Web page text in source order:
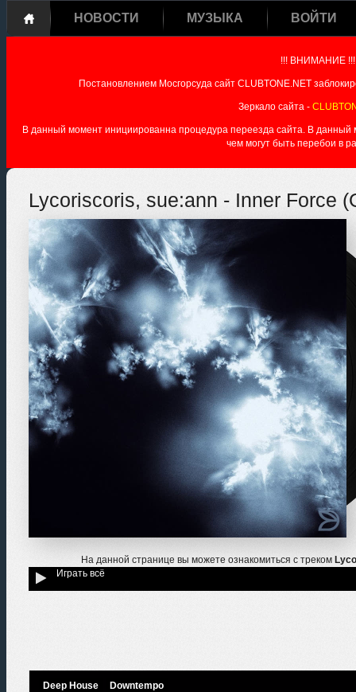
НОВОСТИ МУЗЫКА ВОЙТИ
!!! ВНИМАНИЕ !!!
Постановлением Мосгорсуда сайт CLUBTONE.NET
Зеркало сайта -
В данный момент инициированна процедура переезда сайта. В данный
чем могут быть перебои в
Lycoriscoris, sue:ann - Inner Force
На данной странице вы можете ознакомиться с треком
Играть всё
Deep House
Downtempo